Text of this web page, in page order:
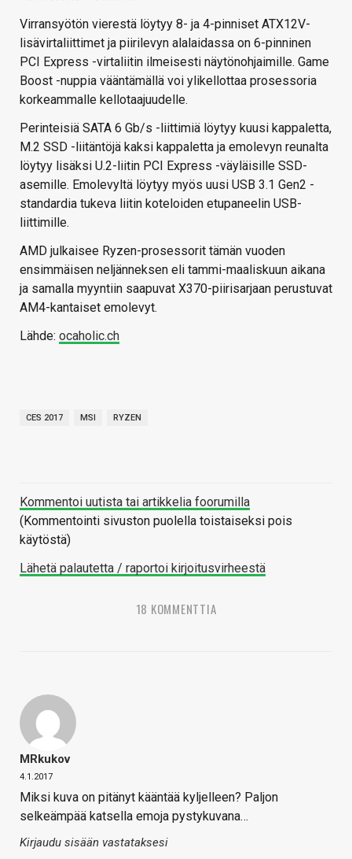
Virransyötön vierestä löytyy 8- ja 4-pinniset ATX12V-
lisävirtaliittimet ja piirilevyn alalaidassa on 6-pinninen
PCI Express -virtaliitin ilmeisesti näytönohjaimille. Game
Boost -nuppia vääntämällä voi ylikellottaa prosessoria
korkeammalle kellotaajuudelle.
Perinteisiä SATA 6 Gb/s -liittimiä löytyy kuusi kappaletta,
M.2 SSD -liitäntöjä kaksi kappaletta ja emolevyn reunalta
löytyy lisäksi U.2-liitin PCI Express -väyläisille SSD-
asemille. Emolevyltä löytyy myös uusi USB 3.1 Gen2 -
standardia tukeva liitin koteloiden etupaneelin USB-
liittimille.
AMD julkaisee Ryzen-prosessorit tämän vuoden
ensimmäisen neljänneksen eli tammi-maaliskuun aikana
ja samalla myyntiin saapuvat X370-piirisarjaan perustuvat
AM4-kantaiset emolevyt.
Lähde: ocaholic.ch
CES 2017 MSI RYZEN
Kommentoi uutista tai artikkelia foorumilla
(Kommentointi sivuston puolella toistaiseksi pois
käytöstä)
Lähetä palautetta / raportoi kirjoitusvirheestä
18 KOMMENTTIA
MRkukov
4.1.2017
Miksi kuva on pitänyt kääntää kyljelleen? Paljon
selkeämpää katsella emoja pystykuvana…
Kirjaudu sisään vastataksesi